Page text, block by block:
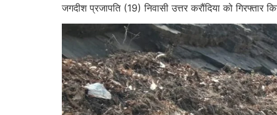
जगदीश प्रजापति (19) निवासी उत्तर करौंदिया को